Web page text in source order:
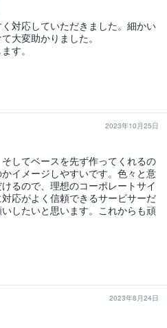
対応していただきました。細かい
大変助かりました。
す。
2023年10月25日
してベースを先ず作ってくれるの
イメージしやすいです。色々と意
るので、理想のコーポレートサイ
応がよく信頼できるサービサーだ
したいと思います。これからも頑
2023年8月24日